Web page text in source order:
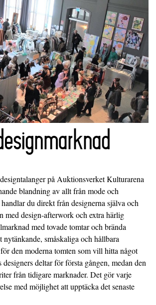
på Auktionsverket Kulturarena
blandning av allt från mode och
du direkt från designerna själva och
med design-afterwork och extra härlig
med tovade tomtar och brända
småskaliga och hållbara
den moderna tomten som vill hitta något
deltar för första gången, medan den
från tidigare marknader. Det gör varje
med möjlighet att upptäcka det senaste